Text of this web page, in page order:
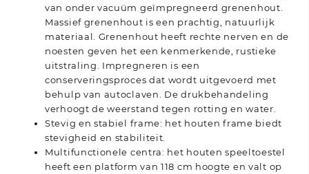
van onder vacuüm geïmpregneerd grenenhout.
Massief grenenhout is een prachtig, natuurlijk
materiaal. Grenenhout heeft rechte nerven en de
noesten geven het een kenmerkende, rustieke
uitstraling. Impregneren is een
conserveringsproces dat wordt uitgevoerd met
behulp van autoclaven. De drukbehandeling
verhoogt de weerstand tegen rotting en water.
Stevig en stabiel frame: het houten frame biedt
stevigheid en stabiliteit.
Multifunctionele centra: het houten speeltoestel
heeft een platform van 118 cm hoogte en valt op